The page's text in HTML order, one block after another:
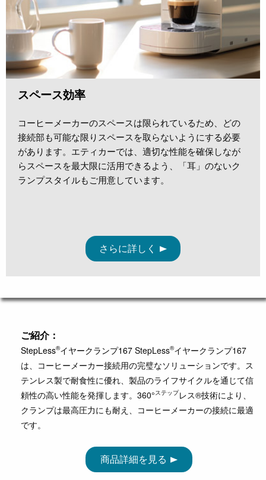
スペース効率
コーヒーメーカーのスペースは限られているため、どの
接続部も可能な限りスペースを取らないようにする必要
があります。エティカーでは、適切な性能を確保しなが
らスペースを最大限に活用できるよう、「耳」のないク
ランプスタイルもご用意しています。
さらに詳しく
ご紹介：
StepLess®イヤークランプ167 StepLess®イヤークランプ167
は、コーヒーメーカー接続用の完璧なソリューションです。ス
テンレス製で耐食性に優れ、製品のライフサイクルを通じて信
頼性の高い性能を発揮します。360°ステップレス®技術により、
クランプは最高圧力にも耐え、コーヒーメーカーの接続に最適
です。
商品詳細を見る